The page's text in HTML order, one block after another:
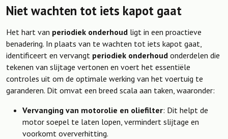
Niet wachten tot iets kapot gaat
Het hart van periodiek onderhoud ligt in een proactieve
benadering. In plaats van te wachten tot iets kapot gaat,
identificeert en vervangt periodiek onderhoud onderdelen die
tekenen van slijtage vertonen en voert het essentiële
controles uit om de optimale werking van het voertuig te
garanderen. Dit omvat een breed scala aan taken, waaronder:
Vervanging van motorolie en oliefilter: Dit helpt de
motor soepel te laten lopen, vermindert slijtage en
voorkomt oververhitting.